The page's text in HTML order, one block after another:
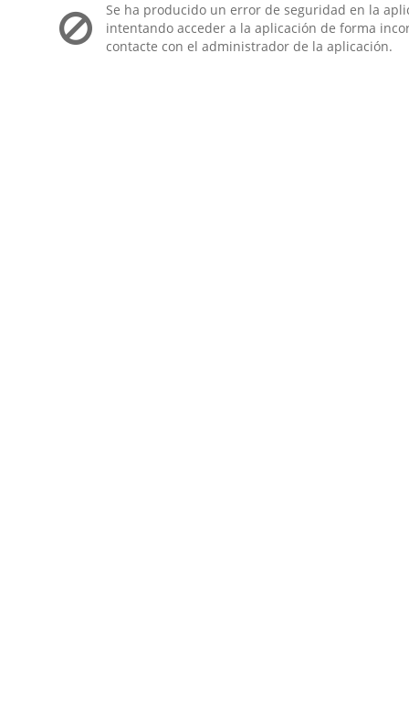
Se ha producido un error de seguridad en la
intentando acceder a la aplicación de forma
contacte con el administrador de la aplicación.